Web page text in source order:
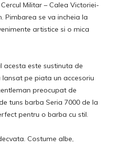
Militar – Calea Victoriei-
Pimbarea se va incheia la
artistice si o mica
acesta este sustinuta de
lansat pe piata un accesoriu
preocupat de
tuns barba Seria 7000 de la
pentru o barba cu stil.
Costume albe,